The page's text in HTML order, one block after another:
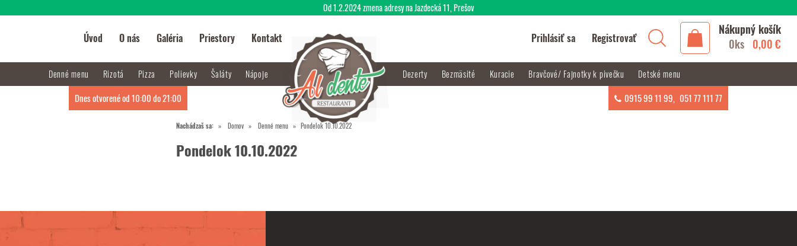
Nachádzaš sa: Domov Denné menu Pondelok 10.10.2022
Pondelok 10.10.2022
Úvod O nás Galéria Priestory Kontakt Prihlásiť sa Registrovať
Nákupný košík
0ks 0,00 €
Denné menu Rizotá Pizza Polievky Šaláty Nápoje Dezerty Bezmäsité Kuracie Bravčové/ Fajnotky k pivečku Detské menu
Dnes otvorené od 10:00 do 21:00 0915 99 11 99, 051 77 111 77
Od 1.2.2024 zmena adresy na Jazdecká 11, Prešov